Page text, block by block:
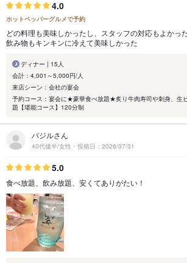
4.0
ホットペッパーグルメで予約
どの料理も美味しかったし、スタッフの対応もよかっ
飲み物もキンキンに冷えて美味しかった
ディナー | 15人
会計：4,001～5,000円/人
来店シーン：会社の宴会
予約コース：宴会に★豪華食べ放題★炙り牛肉寿司や刺身、生
題【堪能コース】120分制
バジルさん
40代後半/女性・投稿日：2026/07/31
5.0
食べ放題、飲み放題、安くてありがたい！